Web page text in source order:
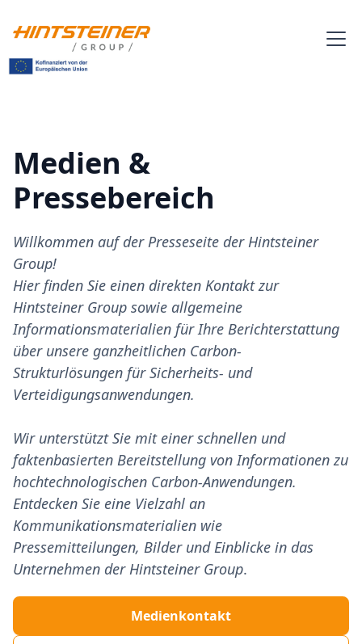
Medien &
Pressebereich
Willkommen auf der Presseseite der Hintsteiner
Group!
Hier finden Sie einen direkten Kontakt zur
Hintsteiner Group sowie allgemeine
Informationsmaterialien für Ihre Berichterstattung
über unsere ganzheitlichen Carbon-
Strukturlösungen für Sicherheits- und
Verteidigungsanwendungen.
Wir unterstützt Sie mit einer schnellen und
faktenbasierten Bereitstellung von Informationen zu
hochtechnologischen Carbon-Anwendungen.
Entdecken Sie eine Vielzahl an
Kommunikationsmaterialien wie
Pressemitteilungen, Bilder und Einblicke in das
Unternehmen der Hintsteiner Group.
Medienkontakt